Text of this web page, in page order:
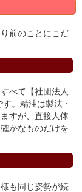
前のことにこだ
べて【社団法人
。精油は製法・
すが、直接人体
かなものだけを
も同じ姿勢が続